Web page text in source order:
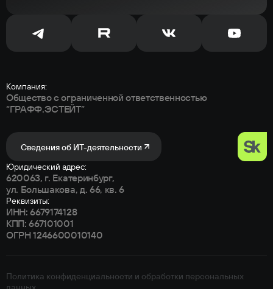
Компания:
Общество с ограниченной ответственностью
“ГРАФФ.ЭСТЕЙТ”
Сведения об ИТ-деятельности
Юридический адрес:
620063, г. Екатеринбург,
ул. Большакова, д. 66, кв. 6
Реквизиты:
ИНН: 6679174128
КПП: 667101001
ОГРН 1246600010140
Политика конфиденциальности и обработки персональных